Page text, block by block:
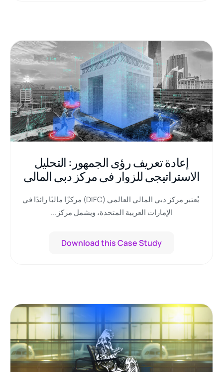
إعادة تعريف رؤى الجمهور: التحليل
الاستراتيجي للزوار في مركز دبي المالي
يُعتبر مركز دبي المالي العالمي (DIFC) مركزًا ماليًا رائدًا في
الإمارات العربية المتحدة، ويشمل مركز...
Download this Case Study